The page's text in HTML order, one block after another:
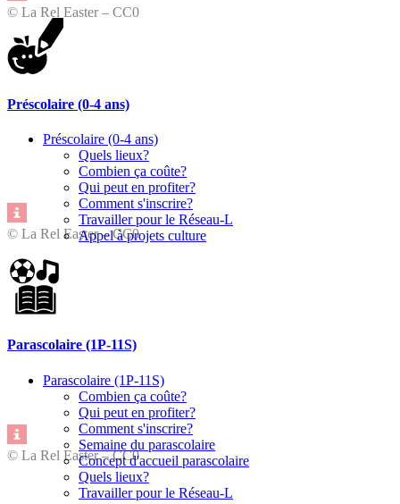
© La Rel Easter – CC0
© La Rel Easter – CC0
© La Rel Easter – CC0
Préscolaire (0-4 ans)
Préscolaire (0-4 ans)
Quels lieux?
Combien ça coûte?
Qui peut en profiter?
Comment s'inscrire?
Travailler pour le Réseau-L
Appel à projets culture
Parascolaire (1P-11S)
Parascolaire (1P-11S)
Combien ça coûte?
Qui peut en profiter?
Comment s'inscrire?
Semaine du parascolaire
Concept d'accueil parascolaire
Quels lieux?
Travailler pour le Réseau-L